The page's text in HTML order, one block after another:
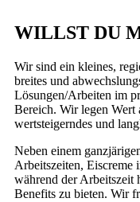
WILLST DU
Wir sind ein kleines,
breites und
Lösungen/Arbeiten im
Bereich. Wir legen Wert
wertsteigerndes und
Neben einem
Arbeitszeiten, Eiscreme
während der Arbeitszeit
Benefits zu bieten. Wir